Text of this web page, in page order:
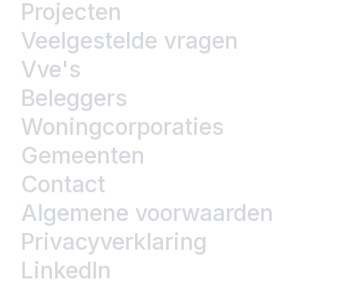
Projecten
Veelgestelde vragen
Vve's
Beleggers
Woningcorporaties
Gemeenten
Contact
Algemene voorwaarden
Privacyverklaring
LinkedIn